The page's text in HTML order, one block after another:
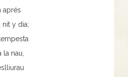
aprés
y dia;
nau,